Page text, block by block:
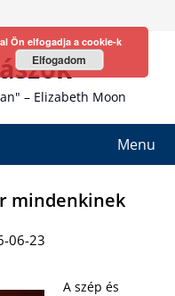
– Elizabeth Moon
Menu
mindenkinek
06-23
A szép és
Ön elfogadja a cookie-k
Elfogadom